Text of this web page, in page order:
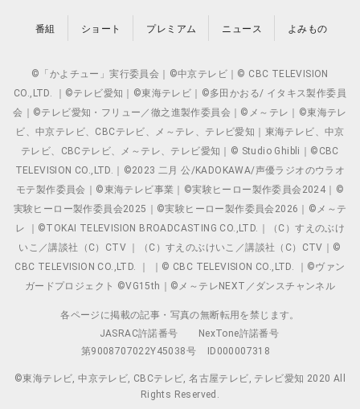
番組 ショート プレミアム ニュース よみもの
©「かよチュー」実行委員会｜©中京テレビ｜© CBC TELEVISION
CO.,LTD. ｜©テレビ愛知｜©東海テレビ｜©多田かおる/ イタキス製作委員
会｜©テレビ愛知・フリュー／徹之進製作委員会｜©メ～テレ｜©東海テレ
ビ、中京テレビ、CBCテレビ、メ～テレ、テレビ愛知｜東海テレビ、中京
テレビ、CBCテレビ、メ～テレ、テレビ愛知｜© Studio Ghibli｜©CBC
TELEVISION CO.,LTD.｜©2023 二月 公/KADOKAWA/声優ラジオのウラオ
モテ製作委員会｜©東海テレビ事業｜©実験ヒーロー製作委員会2024｜©
実験ヒーロー製作委員会2025｜©実験ヒーロー製作委員会2026｜©メ～テ
レ ｜©TOKAI TELEVISION BROADCASTING CO.,LTD.｜（C）すえのぶけ
いこ／講談社（C）CTV ｜（C）すえのぶけいこ／講談社（C）CTV｜©
CBC TELEVISION CO.,LTD. ｜ ｜© CBC TELEVISION CO.,LTD. ｜©ヴァン
ガードプロジェクト ©VG15th｜©メ～テレNEXT／ダンスチャンネル
各ページに掲載の記事・写真の無断転用を禁じます。
JASRAC許諾番号
NexTone許諾番号
第9008707022Y45038号
ID000007318
©東海テレビ, 中京テレビ, CBCテレビ, 名古屋テレビ, テレビ愛知 2020 All
Rights Reserved.